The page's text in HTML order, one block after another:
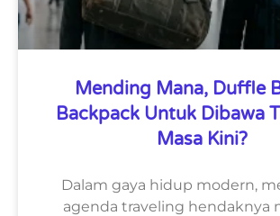
Mending Mana, Duffle
Backpack Untuk Dibawa
Masa Kini?
Dalam gaya hidup modern,
agenda traveling hendaknya